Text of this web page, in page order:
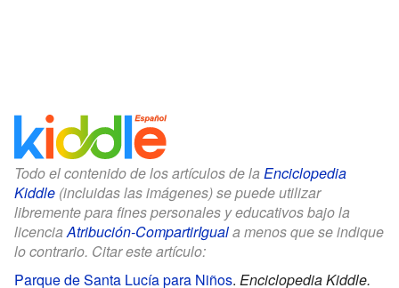
Todo el contenido de los artículos de la Enciclopedia
Kiddle (incluidas las imágenes) se puede utilizar
libremente para fines personales y educativos bajo la
licenciaAtribución-CompartirIguala menos que se indique
lo contrario. Citar este artículo:
Parque de Santa Lucía para Niños. Enciclopedia Kiddle.